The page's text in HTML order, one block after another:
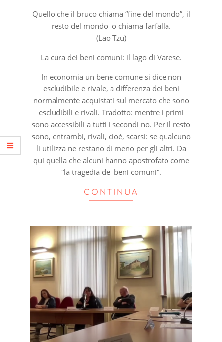
Quello che il bruco chiama “fine del mondo”, il
resto del mondo lo chiama farfalla.
(Lao Tzu)
La cura dei beni comuni: il lago di Varese.
In economia un bene comune si dice non
escludibile e rivale, a differenza dei beni
normalmente acquistati sul mercato che sono
escludibili e rivali. Tradotto: mentre i primi
sono accessibili a tutti i secondi no. Per il resto
sono, entrambi, rivali, cioè, scarsi: se qualcuno
li utilizza ne restano di meno per gli altri. Da
qui quella che alcuni hanno apostrofato come
“la tragedia dei beni comuni”.
CONTINUA